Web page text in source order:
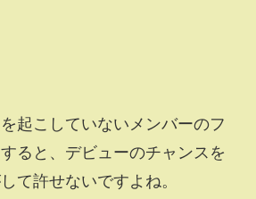
起こしていないメンバーのフ
ると、デビューのチャンスを
て許せないですよね。